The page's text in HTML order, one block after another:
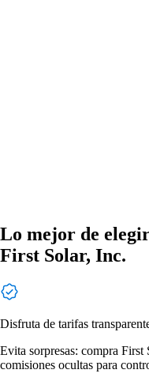
Lo mejor de
First Solar, Inc.
Disfruta de tarifas
Evita sorpresas: compra First
comisiones ocultas para